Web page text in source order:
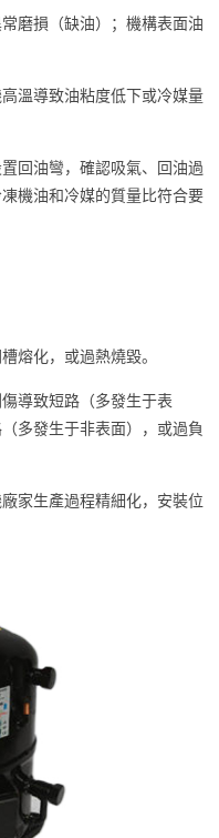
磨損（缺油）；機構表面油
溫導致油粘度低下或冷媒量
回油彎，確認吸氣、回油過
機油和冷媒的質量比符合要
熔化，或過熱燒毀。
導致短路（多發生于表
多發生于非表面），或過負
家生產過程精細化，安裝位